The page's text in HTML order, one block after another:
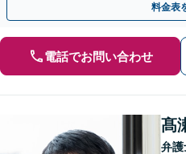
料金表
電話でお問い合わせ
髙
弁護